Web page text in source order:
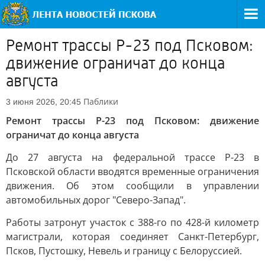
Ремонт трассы Р-23 под Псковом:
движение ограничат до конца
августа
3 июня 2026, 20:45 Паблики
Ремонт трассы Р-23 под Псковом: движение
ограничат до конца августа
До 27 августа на федеральной трассе Р-23 в
Псковской области вводятся временные ограничения
движения. Об этом сообщили в управлении
автомобильных дорог "Северо-Запад".
Работы затронут участок с 388-го по 428-й километр
магистрали, которая соединяет Санкт-Петербург,
Псков, Пустошку, Невель и границу с Белоруссией.